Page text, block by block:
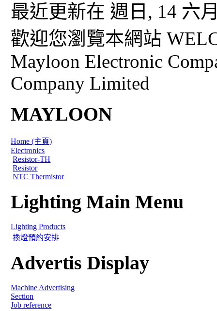
最近更新在 週日, 14 六
歡迎您瀏覽本網站
Mayloon Electronic
Company Limited
MAYLOON
Home (主頁)
Electronics
Resistor-TH
Resistor
NTC Thermistor
Lighting Main Menu
Lighting Products
換燈預約安排
Advertis Display
Machine Advertising
Section
Job reference